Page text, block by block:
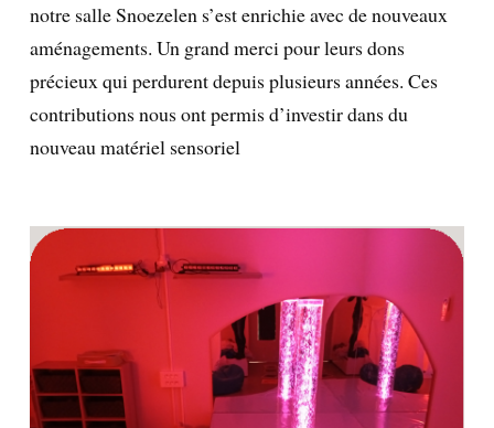
notre salle Snoezelen s’est enrichie avec de nouveaux
aménagements. Un grand merci pour leurs dons
précieux qui perdurent depuis plusieurs années. Ces
contributions nous ont permis d’investir dans du
nouveau matériel sensoriel